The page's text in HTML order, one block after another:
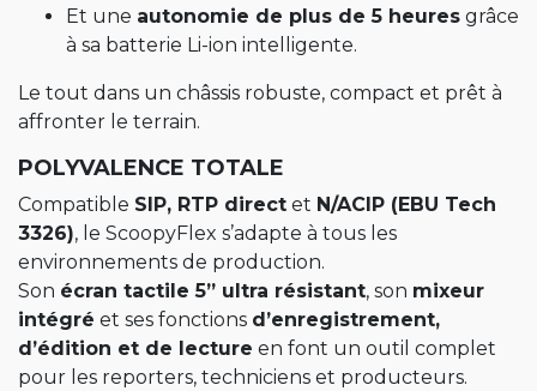
Et une autonomie de plus de 5 heures grâce
à sa batterie Li-ion intelligente.
Le tout dans un châssis robuste, compact et prêt à
affronter le terrain.
POLYVALENCE TOTALE
Compatible SIP, RTP direct et N/ACIP (EBU Tech
3326), le ScoopyFlex s’adapte à tous les
environnements de production.
Son écran tactile 5” ultra résistant, son mixeur
intégré et ses fonctions d’enregistrement,
d’édition et de lecture en font un outil complet
pour les reporters, techniciens et producteurs.